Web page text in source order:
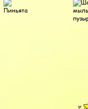
Пиньята